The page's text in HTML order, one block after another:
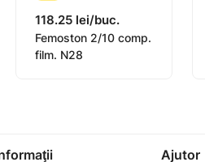
sau induse, în caz
în special
de sarcină.
orală),
118.25 lei/buc.
Femoston 2/10 comp.
film. N28
Ajutor